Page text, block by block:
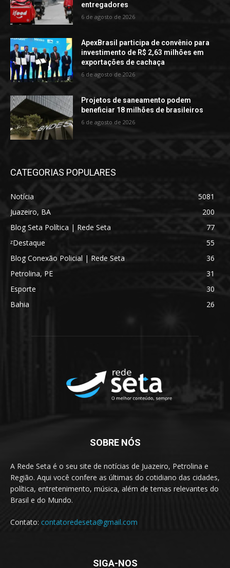
entregadores
6 de agosto de 2026
ApexBrasil participa de convênio para
investimento de R$ 2,63 milhões em
exportações de cachaça
6 de agosto de 2026
Projetos de saneamento podem
beneficiar 18 milhões de brasileiros
6 de agosto de 2026
CATEGORIAS POPULARES
Notícia
5081
Juazeiro, BA
200
Blog Seta Política | Rede Seta
77
ᶻDestaque
55
Blog Conexão Policial | Rede Seta
36
Petrolina, PE
31
Esporte
30
Bahia
26
SOBRE NÓS
A Rede Seta é o seu site de notícias de Juazeiro, Petrolina e
Região. Aqui você confere as últimas do cotidiano das cidades,
política, entretenimento, música, além de temas relevantes do
Brasil e do Mundo.
Contato: contatoredeseta@gmail.com
SIGA-NOS